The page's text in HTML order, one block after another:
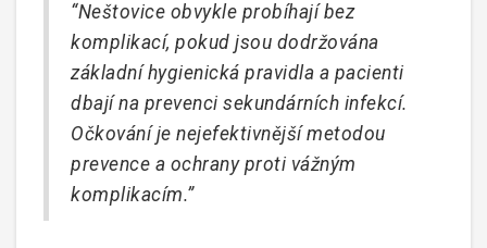
“Neštovice obvykle probíhají bez
komplikací, pokud jsou dodržována
základní hygienická pravidla a pacienti
dbají na prevenci sekundárních infekcí.
Očkování je nejefektivnější metodou
prevence a ochrany proti vážným
komplikacím.”